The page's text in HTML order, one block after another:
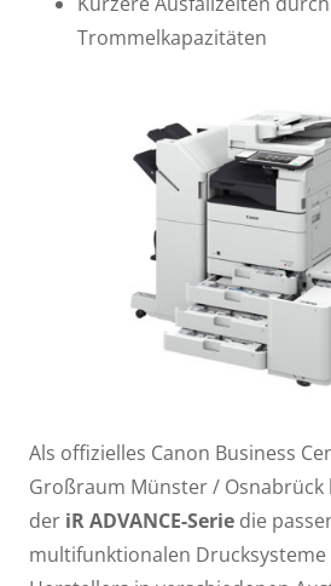
Trommelkapazitäten
Als offizielles Canon Business
Großraum Münster /
der iR ADVANCE-Serie die
multifunktionalen